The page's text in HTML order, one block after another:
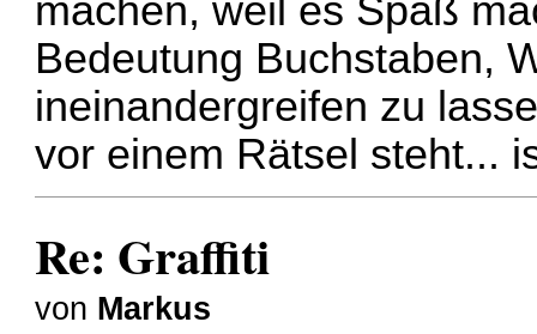
machen, weil es Spaß
Bedeutung Buchstaben,
ineinandergreifen zu
vor einem Rätsel steht...
Re: Graffiti
von Markus